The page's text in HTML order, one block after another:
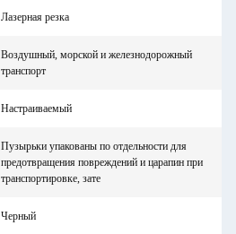
Лазерная резка
Воздушный, морской и железнодорожный
транспорт
Настраиваемый
Пузырьки упакованы по отдельности для
предотвращения повреждений и царапин при
транспортировке, зате
Черный